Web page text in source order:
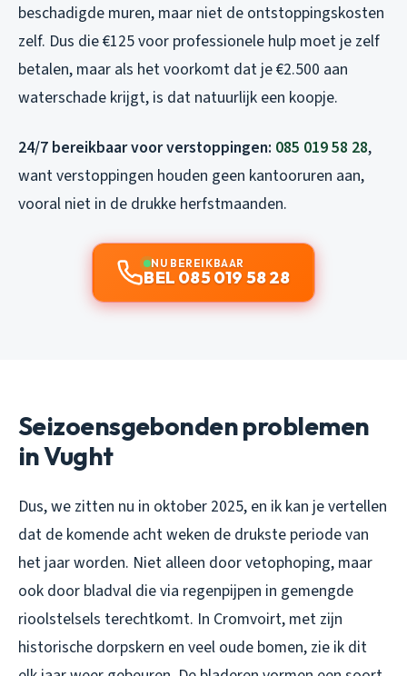
beschadigde muren, maar niet de ontstoppingskosten
zelf. Dus die €125 voor professionele hulp moet je zelf
betalen, maar als het voorkomt dat je €2.500 aan
waterschade krijgt, is dat natuurlijk een koopje.
24/7 bereikbaar voor verstoppingen: 085 019 58 28,
want verstoppingen houden geen kantooruren aan,
vooral niet in de drukke herfstmaanden.
NU BEREIKBAAR
BEL 085 019 58 28
Seizoensgebonden problemen
in Vught
Dus, we zitten nu in oktober 2025, en ik kan je vertellen
dat de komende acht weken de drukste periode van
het jaar worden. Niet alleen door vetophoping, maar
ook door bladval die via regenpijpen in gemengde
rioolstelsels terechtkomt. In Cromvoirt, met zijn
historische dorpskern en veel oude bomen, zie ik dit